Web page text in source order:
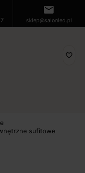
mail
sklep@salonled.pl
favorite_border
sufitowe